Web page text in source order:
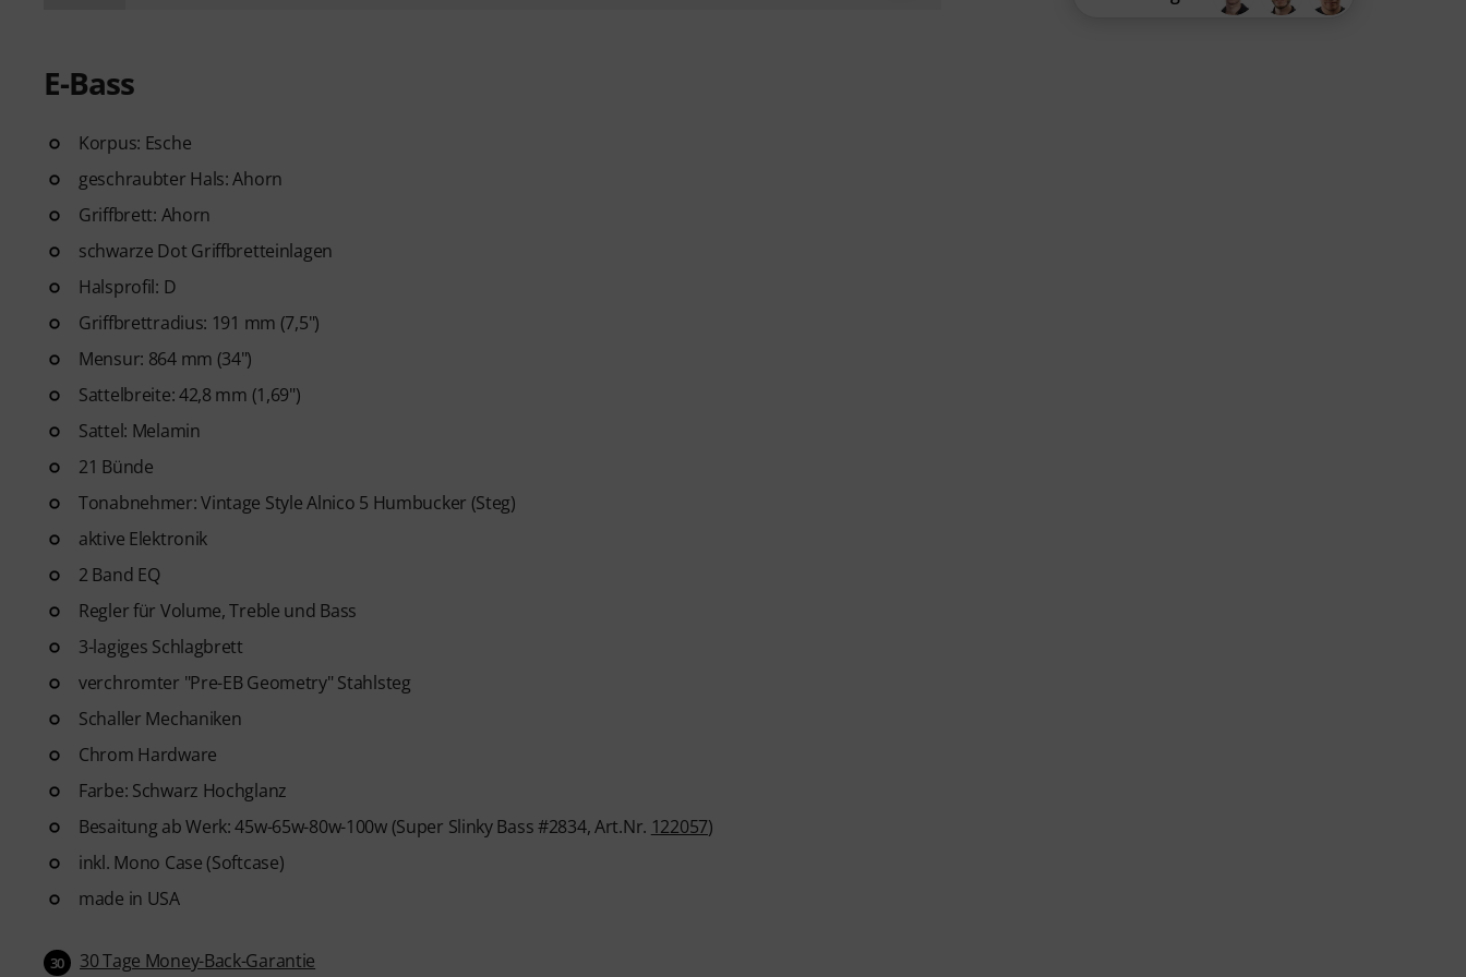
E-Bass
Korpus: Esche
geschraubter Hals: Ahorn
Griffbrett: Ahorn
schwarze Dot Griffbretteinlagen
Halsprofil: D
Griffbrettradius: 191 mm (7,5")
Mensur: 864 mm (34")
Sattelbreite: 42,8 mm (1,69")
Sattel: Melamin
21 Bünde
Tonabnehmer: Vintage Style Alnico 5 Humbucker (Steg)
aktive Elektronik
2 Band EQ
Regler für Volume, Treble und Bass
3-lagiges Schlagbrett
verchromter "Pre-EB Geometry" Stahlsteg
Schaller Mechaniken
Chrom Hardware
Farbe: Schwarz Hochglanz
Besaitung ab Werk: 45w-65w-80w-100w (Super Slinky Bass #2834, Art.Nr. 122057)
inkl. Mono Case (Softcase)
made in USA
30 30 Tage Money-Back-Garantie